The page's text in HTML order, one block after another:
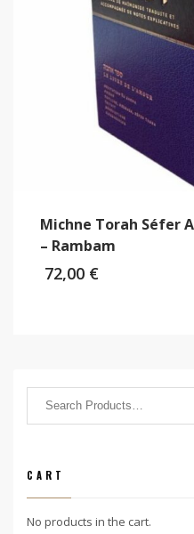
Michne Torah Séfer
– Rambam
72,00 €
CART
No products in the cart.